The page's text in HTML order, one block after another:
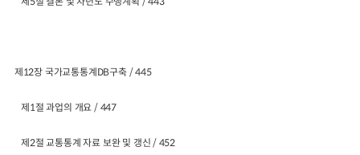
제12장 국가교통통계DB구축 / 445
제1절 과업의 개요 / 447
제2절 교통통계 자료 보완 및 갱신 / 452